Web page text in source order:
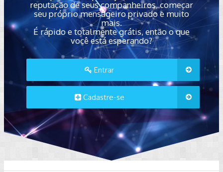
reputação de seus companheiros, começar
seu próprio mensageiro privado e muito
mais.
É rápido e totalmente grátis, então o que
você está esperando?
Entrar
Cadastre-se